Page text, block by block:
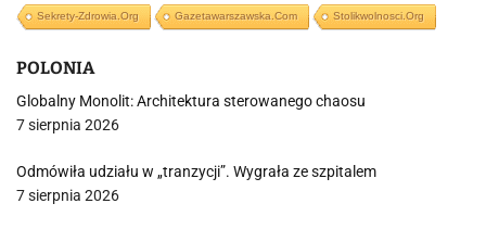
Sekrety-Zdrowia.org Gazetawarszawska.com Stolikwolnosci.org
POLONIA
Globalny Monolit: Architektura sterowanego chaosu
7 sierpnia 2026
Odmówiła udziału w „tranzycji”. Wygrała ze szpitalem
7 sierpnia 2026